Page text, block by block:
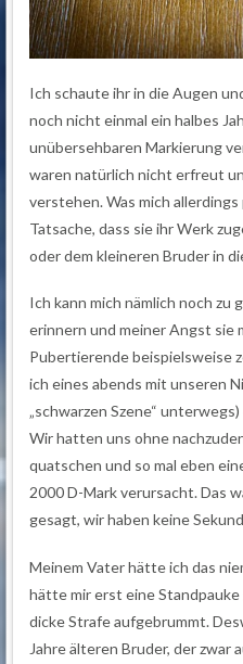
Ich schaute ihr in die Augen
noch nicht einmal ein halbes
unübersehbaren Markierung
waren natürlich nicht erfreut
verstehen. Was mich
Tatsache, dass sie ihr Werk
oder dem kleineren Bruder in
Ich kann mich nämlich noch zu
erinnern und meiner Angst sie
Pubertierende beispielsweise
ich eines abends mit unseren
„schwarzen Szene“
Wir hatten uns ohne
quatschen und so mal eben
2000 D-Mark verursacht. Das
gesagt, wir haben keine
Meinem Vater hätte ich das
hätte mir erst eine
dicke Strafe aufgebrummt.
Jahre älteren Bruder, der